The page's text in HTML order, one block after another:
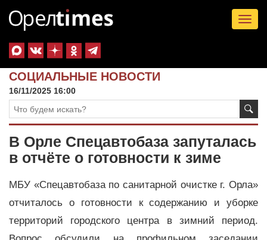
СОЦИАЛЬНЫЕ НОВОСТИ
16/11/2025 16:00
В Орле Спецавтобаза запуталась
в отчёте о готовности к зиме
МБУ «Спецавтобаза по санитарной очистке г. Орла»
отчиталось о готовности к содержанию и уборке
территорий городского центра в зимний период.